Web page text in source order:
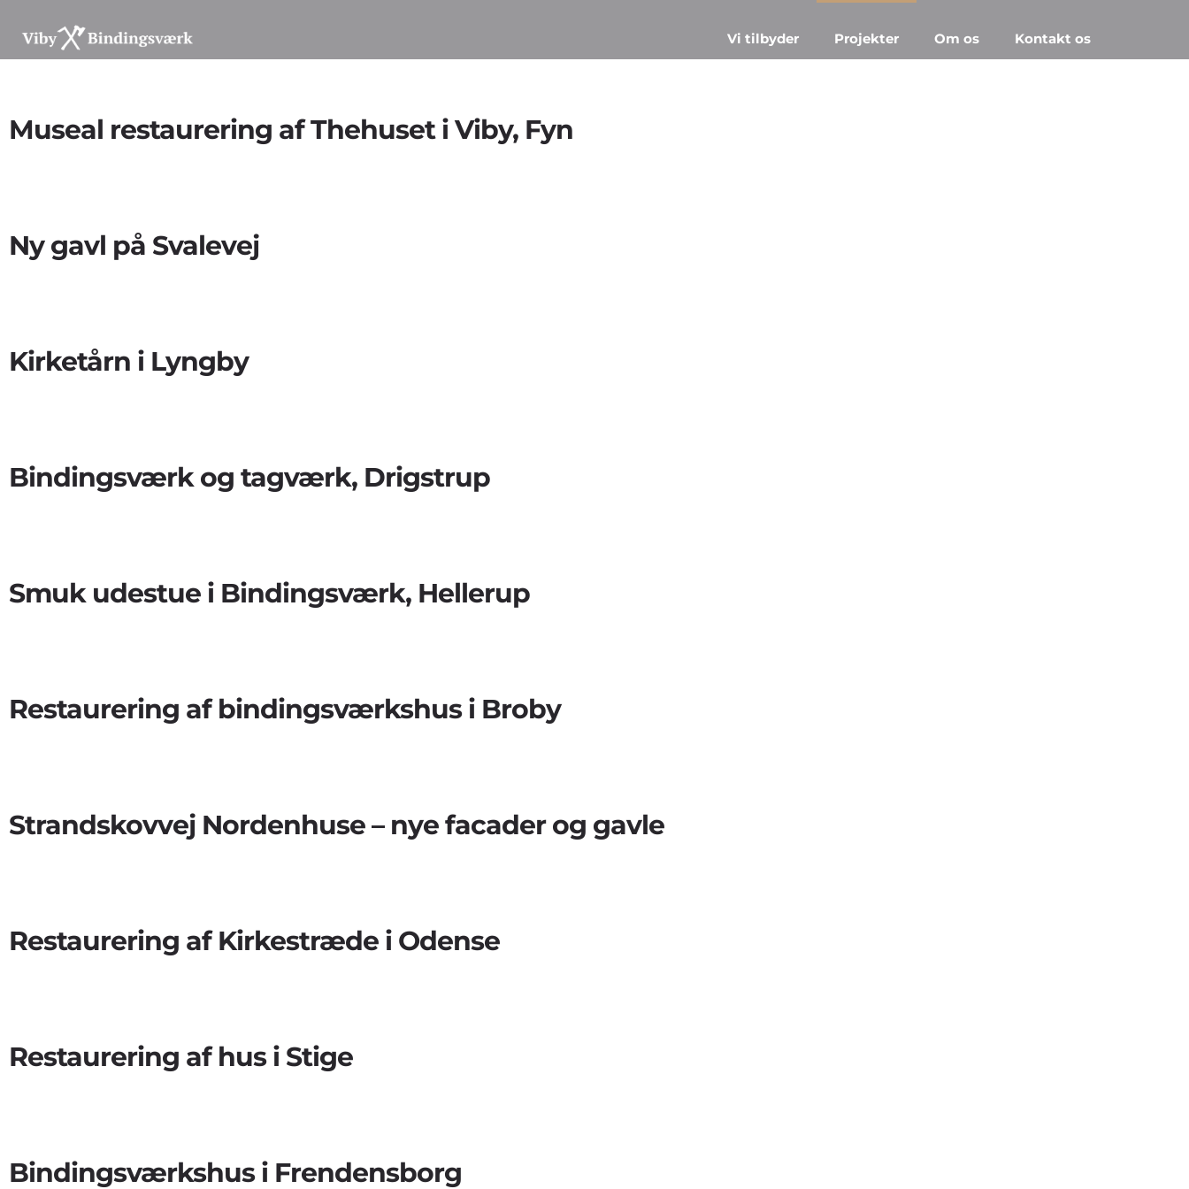
Vi tilbyder Projekter Om os Kontakt os
Museal restaurering af Thehuset i Viby, Fyn
Ny gavl på Svalevej
Kirketårn i Lyngby
Bindingsværk og tagværk, Drigstrup
Smuk udestue i Bindingsværk, Hellerup
Restaurering af bindingsværkshus i Broby
Strandskovvej Nordenhuse – nye facader og gavle
Restaurering af Kirkestræde i Odense
Restaurering af hus i Stige
Bindingsværkshus i Frendensborg